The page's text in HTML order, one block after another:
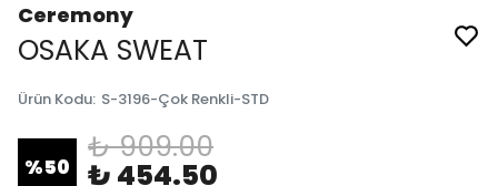
Ceremony
OSAKA SWEAT
Ürün Kodu: S-3196-Çok Renkli-STD
%50
₺ 909.00
₺ 454.50